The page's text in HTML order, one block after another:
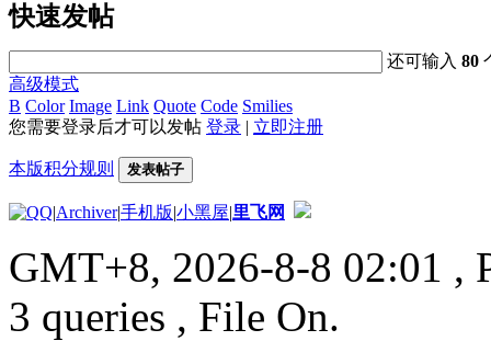
快速发帖
还可输入80
高级模式
B Color Image Link Quote Code Smilies
您需要登录后才可以发帖 登录 | 立即注册
本版积分规则 发表帖子
|Archiver|手机版|小黑屋|里飞网
GMT+8, 2026-8-8 02:01 ,
3 queries , File On.